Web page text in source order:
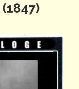
(1847)